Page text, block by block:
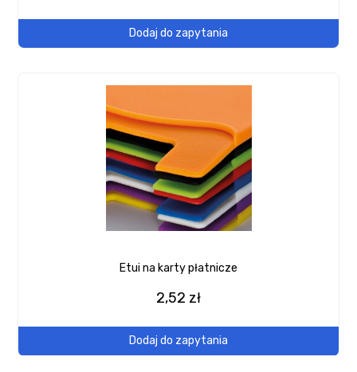
Dodaj do zapytania
Etui na karty płatnicze
2,52 zł
Dodaj do zapytania